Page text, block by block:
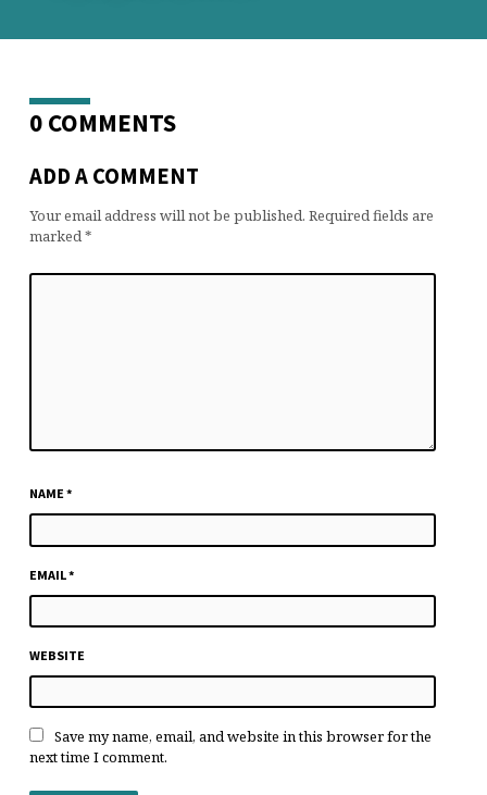
0 COMMENTS
ADD A COMMENT
Your email address will not be published. Required fields are
marked*
NAME*
EMAIL*
WEBSITE
Save my name, email, and website in this browser for the
next time I comment.